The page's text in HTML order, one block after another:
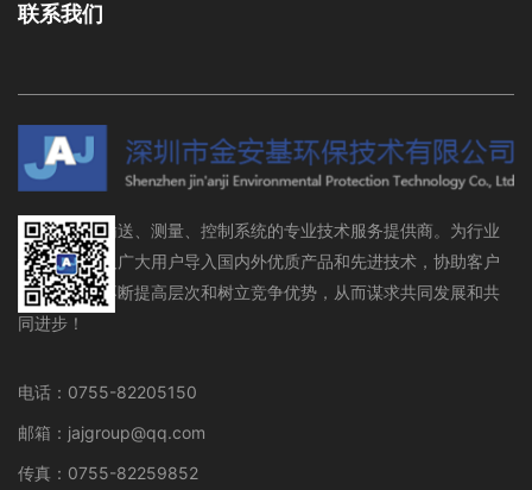
联系我们
流体存储、输送、测量、控制系统的专业技术服务提供商。为行业
设备制造商及广大用户导入国内外优质产品和先进技术，协助客户
在行业领域不断提高层次和树立竞争优势，从而谋求共同发展和共
同进步！
电话：0755-82205150
邮箱：jajgroup@qq.com
传真：0755-82259852